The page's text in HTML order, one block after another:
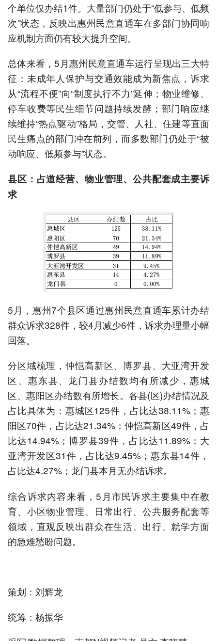
个单位仅办结1件。大量部门仍处于“低参与、低频
次”状态，反映出惠州民意直通车在多部门协同响
应机制方面仍有较大提升空间。
总体来看，5月惠州民意直通车运行呈现出三大特
征：未成年人保护与交通效能成为新焦点，诉求
从“流程不便”向“制度执行不力”延伸；物业维修、
停车收费等民生细节问题持续发酵；部门响应继
续维持“热点驱动”格局，交管、人社、住建等直面
民生痛点的部门冲在前列，而多数部门仍处于“被
动响应、低频参与”状态。
县区：占道经营、物业管理、公共配套成主要诉
求
5月，惠州7个县区通过惠州民意直通车累计办结
群众诉求328件，较4月减少6件，诉求办理量小幅
回落。
分区域梳理，仲恺高新区、博罗县、大亚湾开发
区、惠东县、龙门县办结数均有所减少，惠城
区、惠阳区办结数有所增长。各县(区)办结情况及
占比具体为：惠城区125件，占比达38.11%；惠
阳区70件，占比达21.34%；仲恺高新区49件，占
比达14.94%；博罗县39件，占比达11.89%；大
亚湾开发区31件，占比达9.45%；惠东县14件，
占比达4.27%；龙门县本月无办结诉求。
综合诉求内容来看，5月市民诉求主要集中在教
育、小区物业管理、日常出行、公共服务配套等
领域，直观反映出群众在生活、出行、就学方面
的急难愁盼问题。
策划：刘辉龙
统筹：杨振华